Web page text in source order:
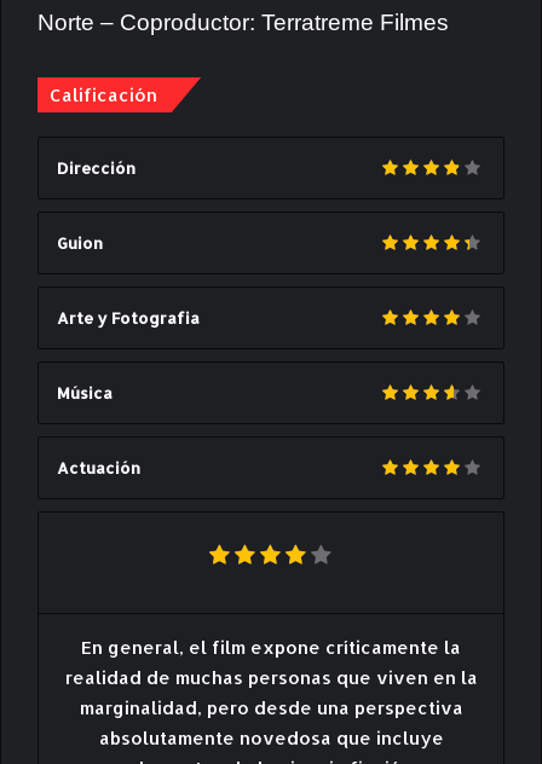
Norte – Coproductor: Terratreme Filmes
Calificación
Dirección
Guion
Arte y Fotografia
Música
Actuación
En general, el film expone críticamente la
realidad de muchas personas que viven en la
marginalidad, pero desde una perspectiva
absolutamente novedosa que incluye